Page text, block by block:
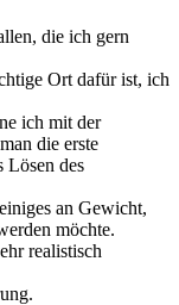
die ich gern
Ort dafür ist, ich
ich mit der
die erste
Lösen des
an Gewicht,
möchte.
realistisch